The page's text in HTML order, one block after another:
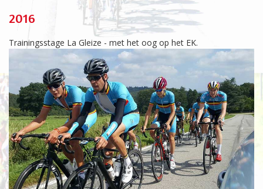
2016
Trainingsstage La Gleize - met het oog op het EK.